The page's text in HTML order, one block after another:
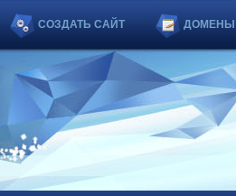
СОЗДАТЬ САЙТ ДОМЕНЫ